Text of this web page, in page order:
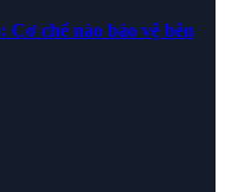
chế nào bảo vệ bên